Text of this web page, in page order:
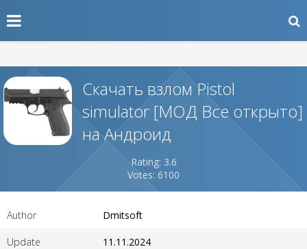
Скачать взлом Pistol
simulator [МОД Все открыто]
на Андроид
Rating: 3.6
Votes: 6100
Author Dmitsoft
Update 11.11.2024